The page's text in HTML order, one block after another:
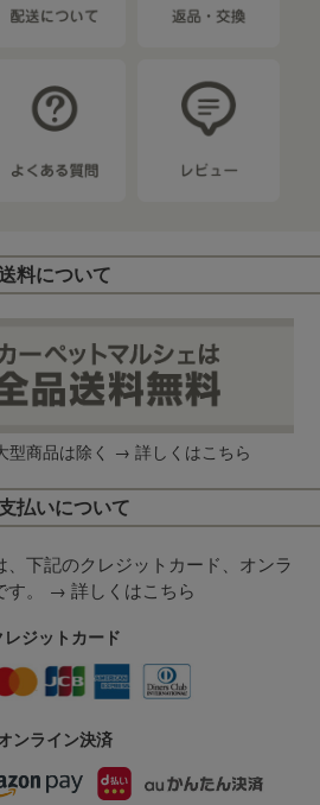
料について
型商品は除く → 詳しくはこちら
払いについて
、下記のクレジットカード、オンラ
す。 → 詳しくはこちら
レジットカード
ンライン決済